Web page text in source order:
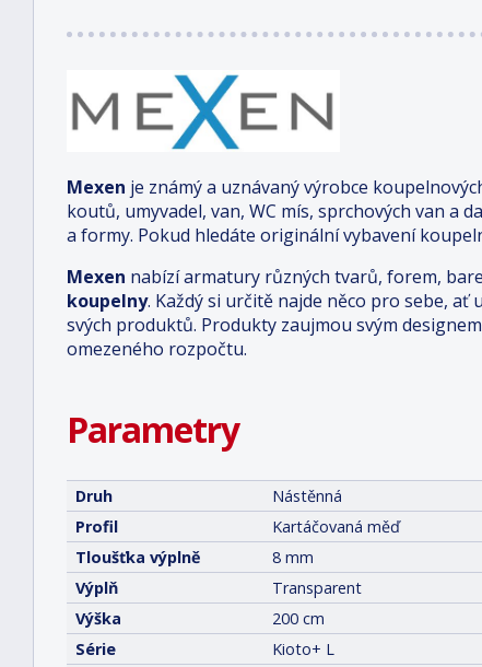
Mexen je známý a uznávaný výrobce
koutů, umyvadel, van, WC mís, sprchových van a
a formy. Pokud hledáte originální vybavení
Mexen nabízí armatury různých tvarů, forem,
koupelny. Každý si určitě najde něco pro sebe, ať
svých produktů. Produkty zaujmou svým
omezeného rozpočtu.
Parametry
Druh
Nástěnná
Profil
Kartáčovaná měď
Tloušťka výplně
8 mm
Výplň
Transparent
Výška
200 cm
Série
Kioto+ L